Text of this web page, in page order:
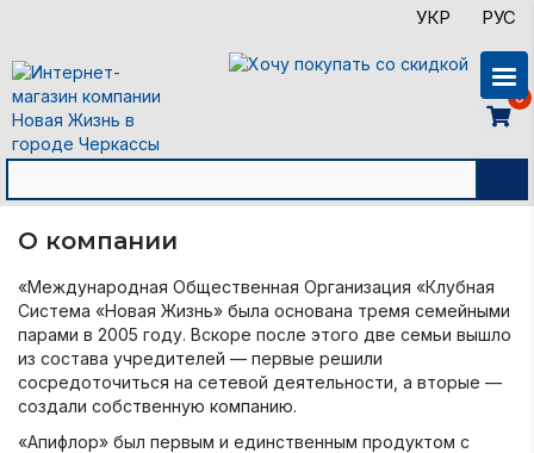
УКР РУС
0
О компании
«Международная Общественная Организация «Клубная
Система «Новая Жизнь» была основана тремя семейными
парами в 2005 году. Вскоре после этого две семьи вышло
из состава учредителей — первые решили
сосредоточиться на сетевой деятельности, а вторые —
создали собственную компанию.
«Апифлор» был первым и единственным продуктом с